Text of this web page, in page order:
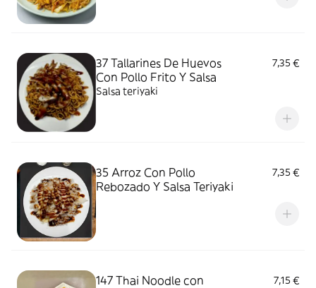
37 Tallarines De Huevos
Con Pollo Frito Y Salsa
7,35 €
Salsa teriyaki
35 Arroz Con Pollo
Rebozado Y Salsa Teriyaki
7,35 €
147 Thai Noodle con
7,15 €